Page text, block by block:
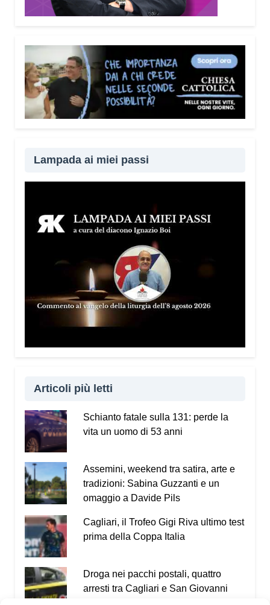
Lampada ai miei passi
Articoli più letti
Schianto fatale sulla 131: perde la
vita un uomo di 53 anni
Assemini, weekend tra satira, arte e
tradizioni: Sabina Guzzanti e un
omaggio a Davide Pils
Cagliari, il Trofeo Gigi Riva ultimo test
prima della Coppa Italia
Droga nei pacchi postali, quattro
arresti tra Cagliari e San Giovanni